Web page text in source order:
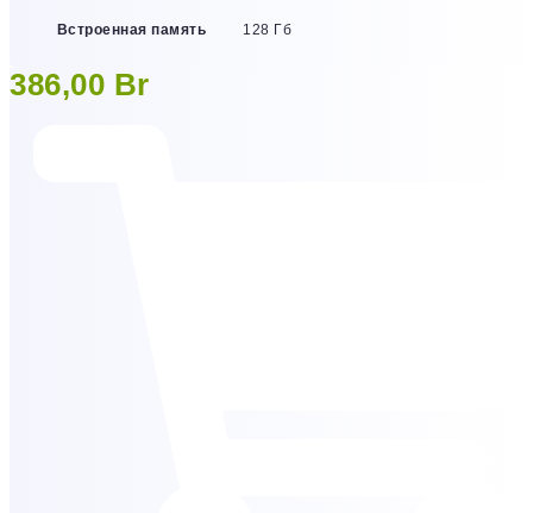
Встроенная память 128 Гб
386,00 Br